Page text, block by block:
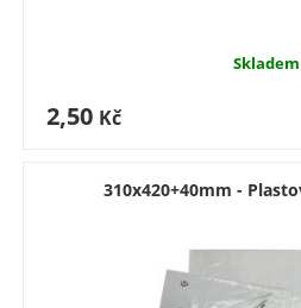
Skladem
2,50 Kč
310x420+40mm -